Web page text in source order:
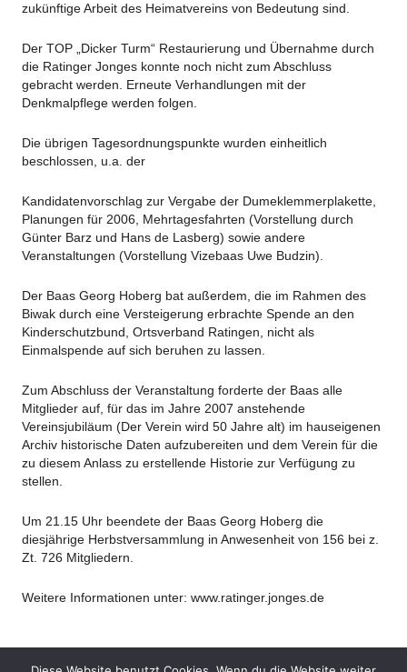
zukünftige Arbeit des Heimatvereins von Bedeutung sind.
Der TOP „Dicker Turm“ Restaurierung und Übernahme durch
die Ratinger Jonges konnte noch nicht zum Abschluss
gebracht werden. Erneute Verhandlungen mit der
Denkmalpflege werden folgen.
Die übrigen Tagesordnungspunkte wurden einheitlich
beschlossen, u.a. der
Kandidatenvorschlag zur Vergabe der Dumeklemmerplakette,
Planungen für 2006, Mehrtagesfahrten (Vorstellung durch
Günter Barz und Hans de Lasberg) sowie andere
Veranstaltungen (Vorstellung Vizebaas Uwe Budzin).
Der Baas Georg Hoberg bat außerdem, die im Rahmen des
Biwak durch eine Versteigerung erbrachte Spende an den
Kinderschutzbund, Ortsverband Ratingen, nicht als
Einmalspende auf sich beruhen zu lassen.
Zum Abschluss der Veranstaltung forderte der Baas alle
Mitglieder auf, für das im Jahre 2007 anstehende
Vereinsjubiläum (Der Verein wird 50 Jahre alt) im hauseigenen
Archiv historische Daten aufzubereiten und dem Verein für die
zu diesem Anlass zu erstellende Historie zur Verfügung zu
stellen.
Um 21.15 Uhr beendete der Baas Georg Hoberg die
diesjährige Herbstversammlung in Anwesenheit von 156 bei z.
Zt. 726 Mitgliedern.
Weitere Informationen unter: www.ratinger.jonges.de
Share Tweet